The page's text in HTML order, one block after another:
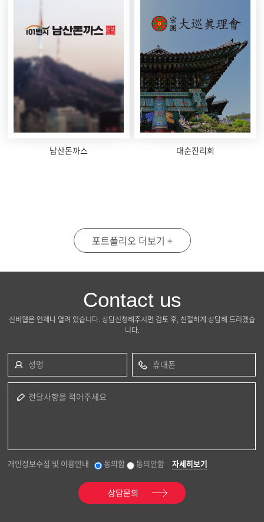
남산돈까스 대순진리회
포트폴리오 더보기 +
Contact us
신비웹은 언제나 열려 있습니다. 상담신청해주시면 검토 후, 친절하게 상담해 드리겠습
니다.
성명 휴대폰
전달사항을 적어주세요
개인정보수집 및 이용안내 동의함 동의안함 자세히보기
상담문의